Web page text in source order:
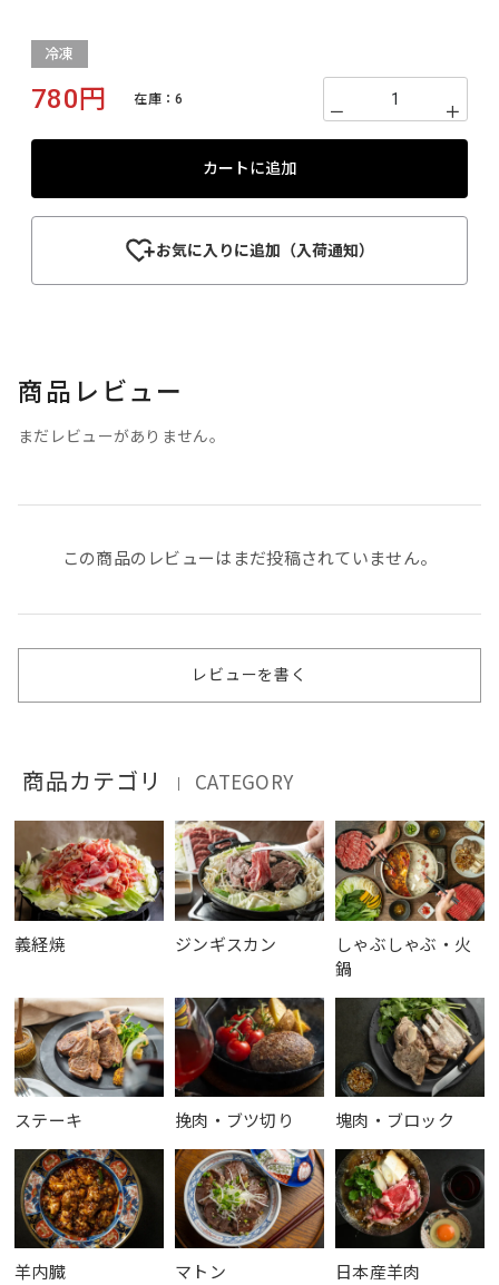
冷凍
780円 在庫：6
＋
－
カートに追加
お気に入りに追加（入荷通知）
商品レビュー
まだレビューがありません。
この商品のレビューはまだ投稿されていません。
レビューを書く
商品カテゴリ ｜ CATEGORY
義経焼 ジンギスカン
しゃぶしゃぶ・火
鍋
ステーキ 挽肉・ブツ切り 塊肉・ブロック
羊内臓 マトン 日本産羊肉